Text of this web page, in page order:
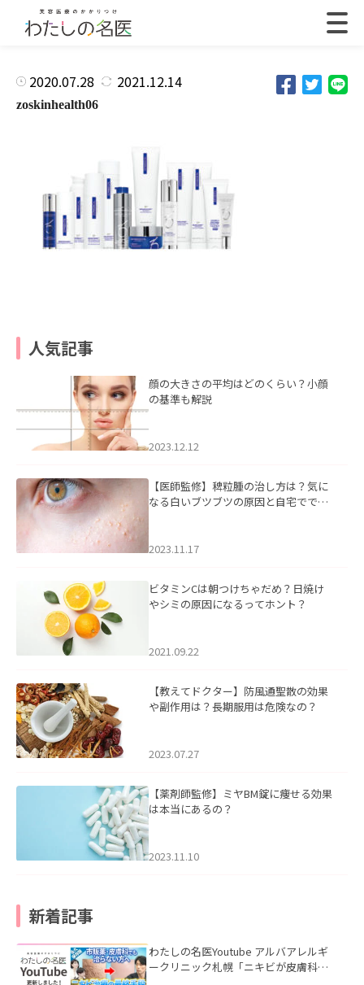
2020.07.28 2021.12.14
zoskinhealth06
人気記事
顔の大きさの平均はどのくらい？小顔
の基準も解説
2023.12.12
【医師監修】稗粒腫の治し方は？気に
なる白いブツブツの原因と自宅ででき
2023.11.17
ビタミンCは朝つけちゃだめ？日焼け
やシミの原因になるってホント？
2021.09.22
【教えてドクター】防風通聖散の効果
や副作用は？長期服用は危険なの？
2023.07.27
【薬剤師監修】ミヤBM錠に痩せる効果
は本当にあるの？
2023.11.10
新着記事
わたしの名医Youtube アルバアレルギ
ークリニック札幌「ニキビが皮膚科で